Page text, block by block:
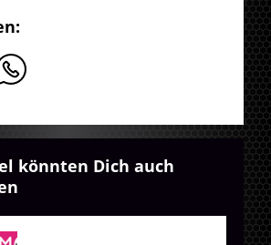
könnten Dich auch